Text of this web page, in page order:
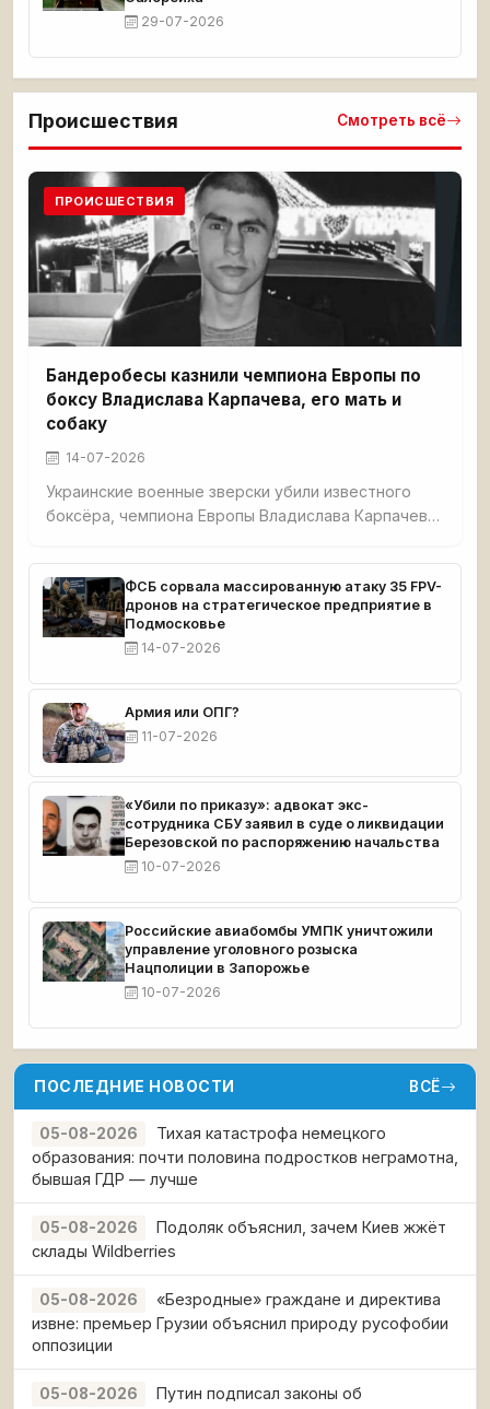
29-07-2026
Происшествия Смотреть всё
ПРОИСШЕСТВИЯ
Бандеробесы казнили чемпиона Европы по
боксу Владислава Карпачева, его мать и
собаку
14-07-2026
Украинские военные зверски убили известного
боксёра, чемпиона Европы Владислава Карпачева,
Красноармейском. Спортсмена перед смертью
истязали — в него выпустили 5 пуль, в мать — 7. Из
дома украли $8 000 и автомобиль. Тела
обнаружил отец погибшего. Карпачев готовился к
чемпионату мира.
ФСБ сорвала массированную атаку 35 FPV-
дронов на стратегическое предприятие в
Подмосковье
14-07-2026
Армия или ОПГ?
11-07-2026
«Убили по приказу»: адвокат экс-
сотрудника СБУ заявил в суде о ликвидации
Березовской по распоряжению начальства
10-07-2026
Российские авиабомбы УМПК уничтожили
управление уголовного розыска
Нацполиции в Запорожье
10-07-2026
ПОСЛЕДНИЕ НОВОСТИ ВСЁ
05-08-2026
Тихая катастрофа немецкого
образования: почти половина подростков неграмотна,
бывшая ГДР — лучше
05-08-2026
Подоляк объяснил, зачем Киев жжёт
склады Wildberries
05-08-2026
«Безродные» граждане и директива
извне: премьер Грузии объяснил природу русофобии
оппозиции
05-08-2026
Путин подписал законы об